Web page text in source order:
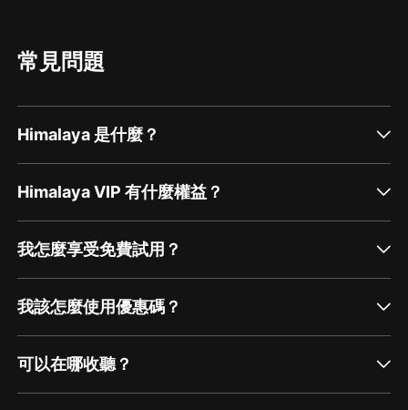
常見問題
Himalaya 是什麼？
Himalaya VIP 有什麼權益？
我怎麼享受免費試用？
我該怎麼使用優惠碼？
可以在哪收聽？